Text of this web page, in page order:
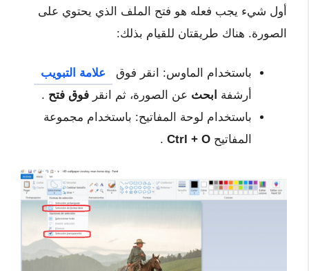
أول شيء يجب فعله هو فتح الملف الذي يحتوي على
الصورة. هناك طريقتان للقيام بذلك:
باستخدام الماوس: انقر فوق
علامة التبويب
أرشفة
ابحث عن الصورة، ثم انقر فوق فتح .
باستخدام لوحة المفاتيح: باستخدام مجموعة
المفاتيح Ctrl + O
.